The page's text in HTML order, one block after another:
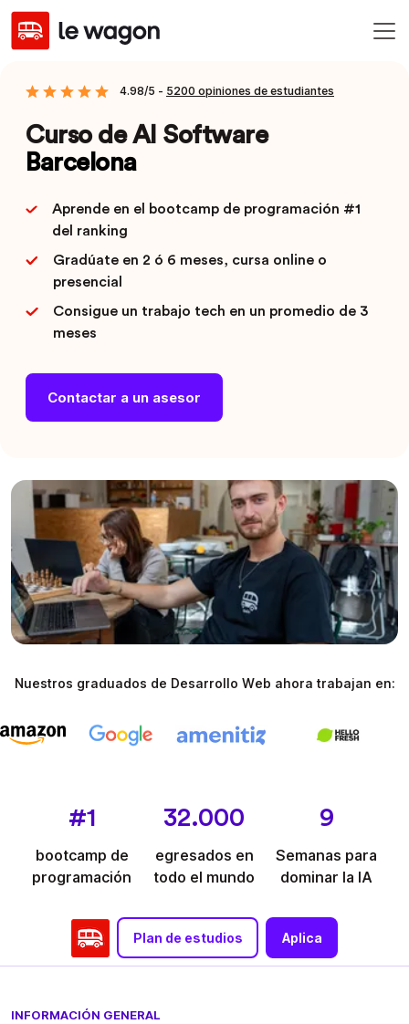
4.98/5 - 5200 opiniones de estudiantes
Curso de AI Software
Barcelona
Aprende en el bootcamp de programación #1
del ranking
Gradúate en 2 ó 6 meses, cursa online o
presencial
Consigue un trabajo tech en un promedio de 3
meses
Contactar a un asesor
Nuestros graduados de Desarrollo Web ahora trabajan en:
#1
bootcamp de
programación
32.000
egresados en
todo el mundo
9
Semanas para
dominar la IA
Plan de estudios Aplica
INFORMACIÓN GENERAL